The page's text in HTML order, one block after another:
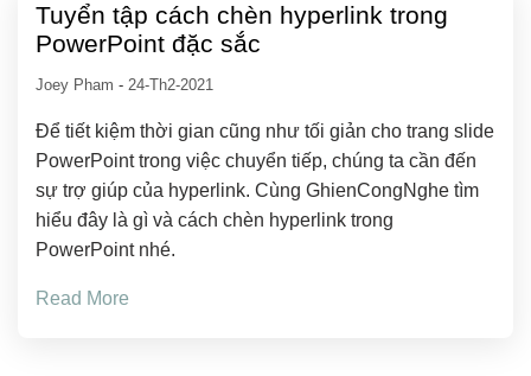
Tuyển tập cách chèn hyperlink trong
PowerPoint đặc sắc
Joey Pham - 24-Th2-2021
Để tiết kiệm thời gian cũng như tối giản cho trang slide
PowerPoint trong việc chuyển tiếp, chúng ta cần đến
sự trợ giúp của hyperlink. Cùng GhienCongNghe tìm
hiểu đây là gì và cách chèn hyperlink trong
PowerPoint nhé.
Read More